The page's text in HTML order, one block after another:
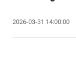
2026-03-31 14:00:00